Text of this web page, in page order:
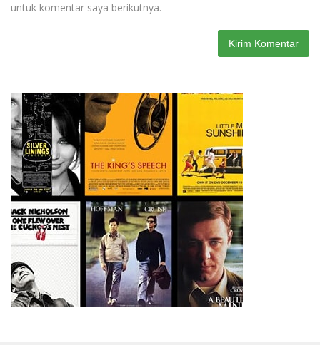
untuk komentar saya berikutnya.